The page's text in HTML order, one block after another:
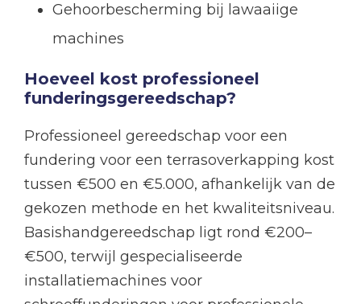
Gehoorbescherming bij lawaaiige
machines
Hoeveel kost professioneel
funderingsgereedschap?
Professioneel gereedschap voor een
fundering voor een terrasoverkapping kost
tussen €500 en €5.000, afhankelijk van de
gekozen methode en het kwaliteitsniveau.
Basishandgereedschap ligt rond €200–
€500, terwijl gespecialiseerde
installatiemachines voor